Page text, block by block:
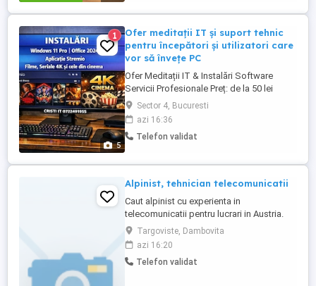
5
1
Ofer meditații IT și suport tehnic
pentru începători și utilizatori care
vor să învețe PC
Ofer Meditații IT & Instalări Software
Servicii Profesionale Preț: de la 50 lei
serviciu (în funcție de complexitate) Ofer
meditații IT și suport tehnic pentru
începători și utilizatori care vor să învețe
să folosească eficient calculatorul. Pe
de ...
Sector 4, Bucuresti
azi 16:36
Telefon validat
Alpinist, tehnician telecomunicatii
Caut alpinist cu experienta in
telecomunicatii pentru lucrari in Austria.
Targoviste, Dambovita
azi 16:20
Telefon validat